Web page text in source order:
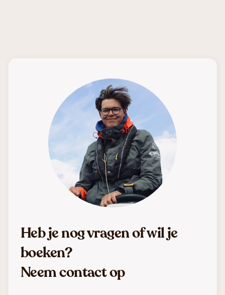
Heb je nog vragen of wil je
boeken?
Neem contact op